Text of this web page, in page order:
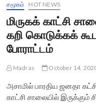
சமூகம் HOT NEWS
மிருகக் காட்சி
கறி கொடுக்கக்
போராட்டம்
Madras October 14,
அசாமில் பாரதிய ஜனதா
காட்சி சாலையில் இருக்கும்